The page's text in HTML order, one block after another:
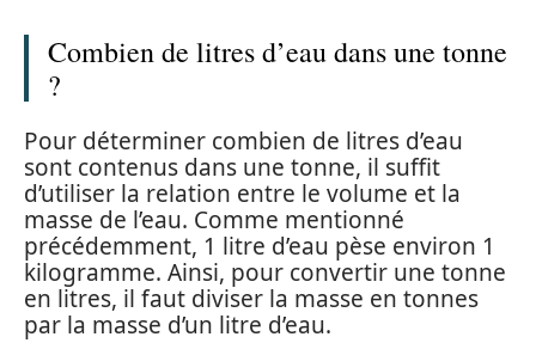
Combien de litres d’eau dans une tonne
?
Pour déterminer combien de litres d’eau
sont contenus dans une tonne, il suffit
d’utiliser la relation entre le volume et la
masse de l’eau. Comme mentionné
précédemment, 1 litre d’eau pèse environ 1
kilogramme. Ainsi, pour convertir une tonne
en litres, il faut diviser la masse en tonnes
par la masse d’un litre d’eau.